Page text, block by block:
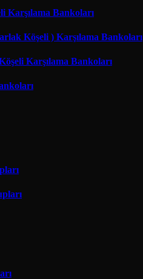
Karşılama Bankoları
Köşeli ) Karşılama Bankoları
Karşılama Bankoları